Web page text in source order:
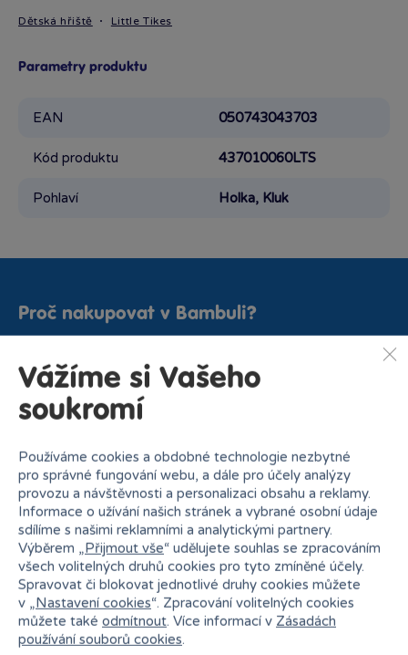
Dětská hřiště Little Tikes
Parametry produktu
EAN 050743043703
Kód produktu 437010060LTS
Pohlaví Holka, Kluk
Proč nakupovat v Bambuli?
Nejširší sortiment na
trhu
27 kamenných prodejen
Doprava zdarma od
Vážíme si Vašeho
soukromí
Používáme cookies a obdobné technologie nezbytné
pro správné fungování webu, a dále pro účely analýzy
provozu a návštěvnosti a personalizaci obsahu a reklamy.
Informace o užívání našich stránek a vybrané osobní údaje
sdílíme s našimi reklamními a analytickými partnery.
Výběrem „Přijmout vše“ udělujete souhlas se zpracováním
všech volitelných druhů cookies pro tyto zmíněné účely.
Spravovat či blokovat jednotlivé druhy cookies můžete
v „Nastavení cookies“. Zpracování volitelných cookies
můžete také odmítnout. Více informací v Zásadách
používání souborů cookies.